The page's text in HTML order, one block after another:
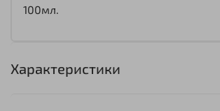
100мл.
Характеристики